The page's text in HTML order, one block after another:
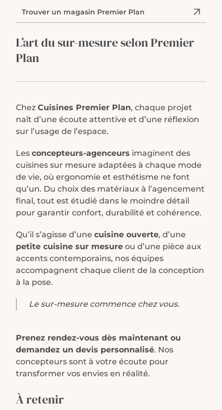
Trouver un magasin Premier Plan
L’art du sur-mesureselon Premier
Plan
Chez Cuisines Premier Plan, chaque projet
naît d’une écoute attentive et d’une réflexion
sur l’usage de l’espace.
Les concepteurs-agenceurs imaginent des
cuisines sur mesure adaptées à chaque mode
de vie, où ergonomie et esthétisme ne font
qu’un. Du choix des matériaux à l’agencement
final, tout est étudié dans le moindre détail
pour garantir confort, durabilité et cohérence.
Qu’il s’agisse d’une cuisine ouverte, d’une
petite cuisine sur mesure ou d’une pièce aux
accents contemporains, nos équipes
accompagnent chaque client de la conception
à la pose.
Le sur-mesure commence chez vous.
Prenez rendez-vous dès maintenant ou
demandez un devis personnalisé. Nos
concepteurs sont à votre écoute pour
transformer vos envies en réalité.
À retenir